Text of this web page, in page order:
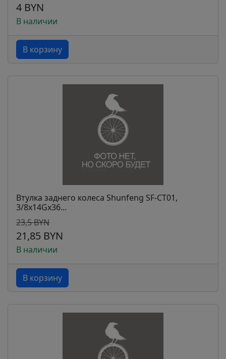
4 BYN
В наличии
В корзину
Втулка заднего колеса Shunfeng SF-CT01,
3/8x14Gx36...
23,5 BYN
21,85 BYN
В наличии
В корзину